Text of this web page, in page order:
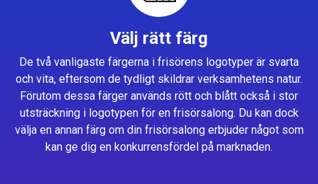
Välj rätt färg
De två vanligaste färgerna i frisörens logotyper är svarta
och vita, eftersom de tydligt skildrar verksamhetens natur.
Förutom dessa färger används rött och blått också i stor
utsträckning i logotypen för en frisörsalong. Du kan dock
välja en annan färg om din frisörsalong erbjuder något som
kan ge dig en konkurrensfördel på marknaden.